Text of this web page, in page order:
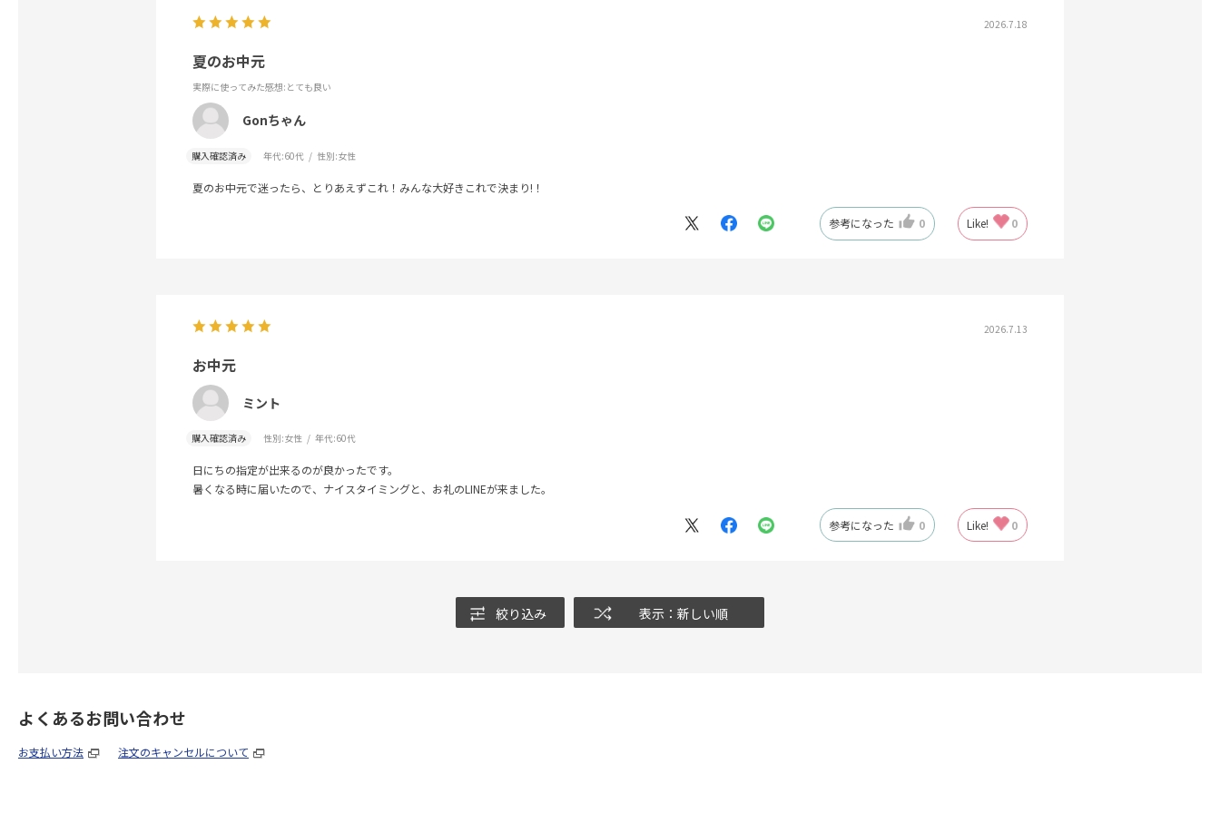
2026.7.18
夏のお中元
実際に使ってみた感想:とても良い
Gonちゃん
購入確認済み 年代:60代 性別:女性
夏のお中元で迷ったら、とりあえずこれ！みんな大好きこれで決まり!！
参考になった 0 Like! 0
2026.7.13
お中元
ミント
購入確認済み 性別:女性 年代:60代
日にちの指定が出来るのが良かったです。
暑くなる時に届いたので、ナイスタイミングと、お礼のLINEが来ました。
参考になった 0 Like! 0
絞り込み 表示：新しい順
よくあるお問い合わせ
お支払い方法 注文のキャンセルについて